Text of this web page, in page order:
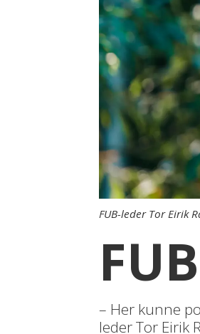
FUB-leder Tor Eirik
– Her kunne
leder Tor Eirik